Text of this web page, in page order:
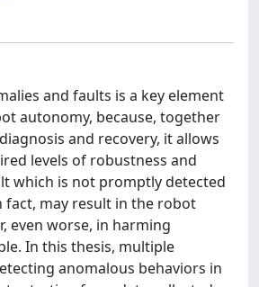
and faults is a key element
autonomy, because, together
and recovery, it allows
levels of robustness and
which is not promptly detected
fact, may result in the robot
even worse, in harming
In this thesis, multiple
anomalous behaviors in